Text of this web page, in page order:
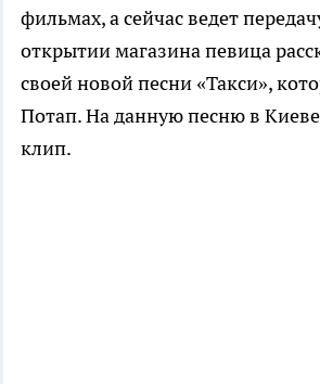
фильмах, а сейчас ведет
открытии магазина певица
своей новой песни «Такси»,
Потап. На данную песню в Киеве
клип.